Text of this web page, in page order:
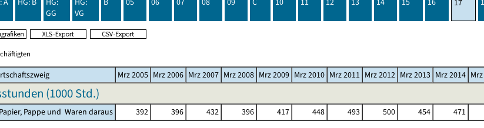
GG
VG
17
Mrz 2005 Mrz 2006 Mrz 2007 Mrz 2008 Mrz 2009 Mrz 2010 Mrz 2011 Mrz 2012 Mrz 2013 Mrz 2014
(1000 Std.)
Pappe und Waren daraus 392 396 432 396 417 448 493 500 454 471